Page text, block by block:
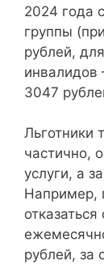
2024 года
группы
рублей,
3047
Льготники
частично,
услуги, а
Например,
рублей, за